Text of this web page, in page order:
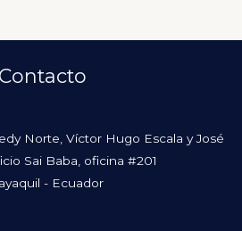
Contacto
Norte, Víctor Hugo Escala y José
Sai Baba, oficina #201
- Ecuador